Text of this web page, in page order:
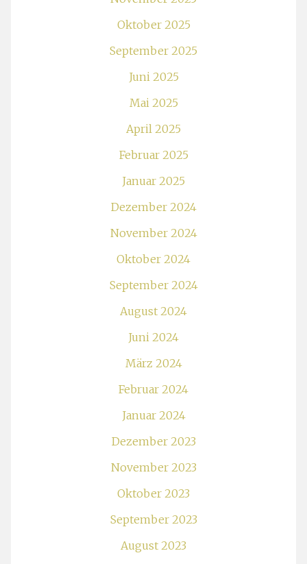
Oktober 2025
September 2025
Juni 2025
Mai 2025
April 2025
Februar 2025
Januar 2025
Dezember 2024
November 2024
Oktober 2024
September 2024
August 2024
Juni 2024
März 2024
Februar 2024
Januar 2024
Dezember 2023
November 2023
Oktober 2023
September 2023
August 2023